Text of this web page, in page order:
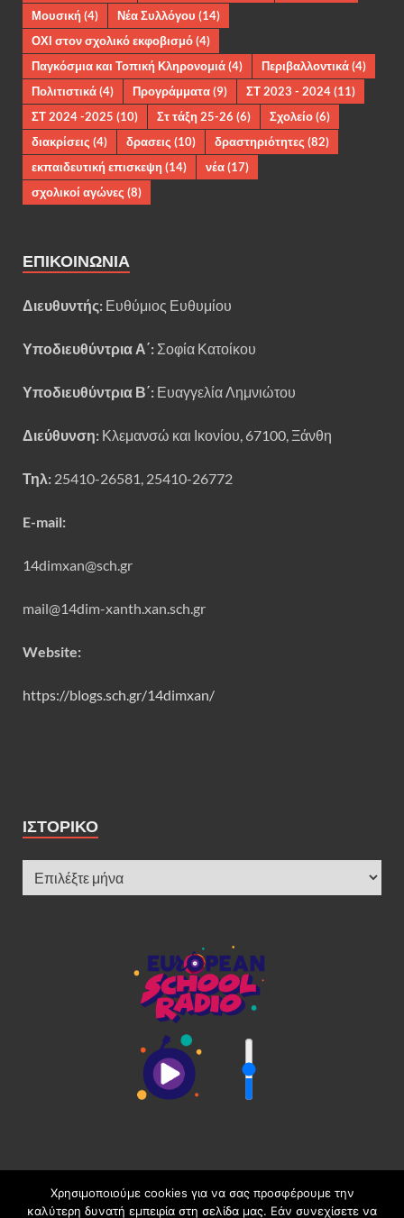
Μουσική(4) Νέα Συλλόγου (14)
ΟΧΙ στον σχολικό εκφοβισμό(4)
Παγκόσμια και Τοπική Κληρονομιά(4) Περιβαλλοντικά(4)
Πολιτιστικά(4) Προγράμματα(9) ΣΤ 2023 - 2024(11)
ΣΤ 2024 -2025 (10) Στ τάξη 25-26 (6) Σχολείο(6)
διακρίσεις (4) δρασεις (10) δραστηριότητες (82)
εκπαιδευτική επισκεψη(14) νέα(17)
σχολικοί αγώνες (8)
ΕΠΙΚΟΙΝΩΝΊΑ
Διευθυντής: Ευθύμιος Ευθυμίου
Υποδιευθύντρια Α΄: Σοφία Κατοίκου
Υποδιευθύντρια Β΄: Ευαγγελία Λημνιώτου
Διεύθυνση: Κλεμανσώ και Ικονίου, 67100, Ξάνθη
Τηλ: 25410-26581, 25410-26772
E-mail:
14dimxan@sch.gr
mail@14dim-xanth.xan.sch.gr
Website:
https://blogs.sch.gr/14dimxan/
ΙΣΤΟΡΙΚΌ
Χρησιμοποιούμε cookies για να σας προσφέρουμε την
καλύτερη δυνατή εμπειρία στη σελίδα μας. Εάν συνεχίσετε να